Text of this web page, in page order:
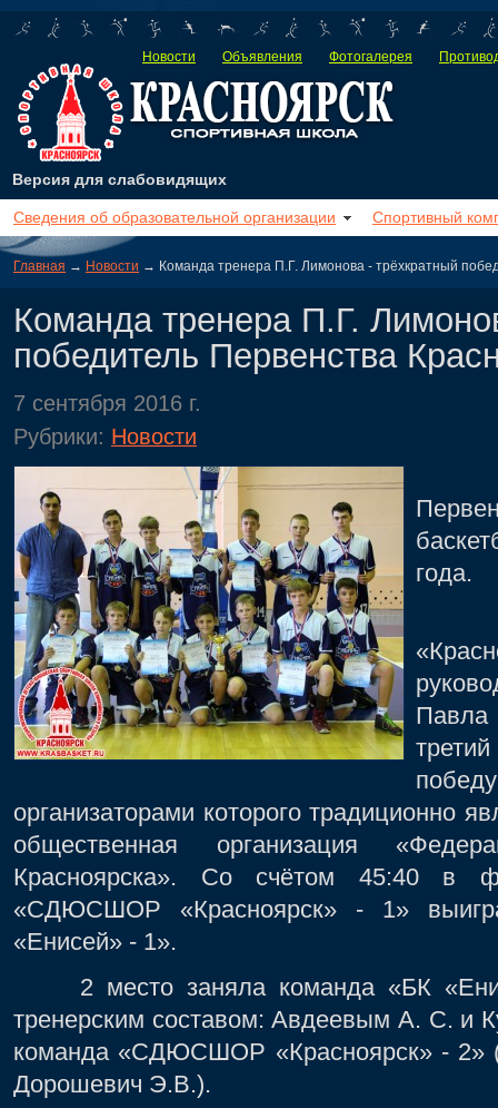
Новости Объявления Фотогалерея
Версия для слабовидящих
Сведения об образовательной организации Спортивный
Главная → Новости → Команда тренера П.Г. Лимонова - трёхкратный
Команда тренера П.Г.
победитель Первенства
7 сентября 2016 г.
Рубрики: Новости
года.
Павла
организаторами которого традиционно
общественная организация
Красноярска». Со счётом 45:40 в
«СДЮСШОР «Красноярск» - 1»
«Енисей» - 1».
2 место заняла команда «БК
тренерским составом: Авдеевым А. С. и
команда «СДЮСШОР «Красноярск» - 2»
Дорошевич Э.В.).